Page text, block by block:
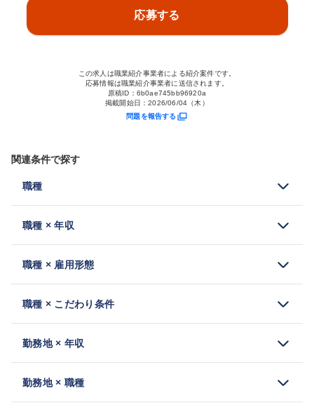
応募する
この求人は職業紹介事業者による紹介案件です。
応募情報は職業紹介事業者に送信されます。
原稿ID： 6b0ae745bb96920a
掲載開始日：2026/06/04（木）
問題を報告する
関連条件で探す
職種
職種 × 年収
職種 × 雇用形態
職種 × こだわり条件
勤務地 × 年収
勤務地 × 職種